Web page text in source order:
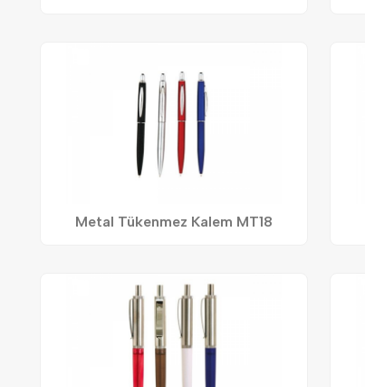
Metal Tükenmez Kalem MT18